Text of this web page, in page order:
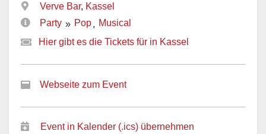
Verve Bar, Kassel
Party » Pop, Musical
Hier gibt es die Tickets für in Kassel
Webseite zum Event
Event in Kalender (.ics) übernehmen